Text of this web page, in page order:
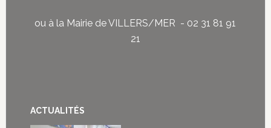
ou à la Mairie de VILLERS/MER - 02 31 81 91
21
ACTUALITÉS